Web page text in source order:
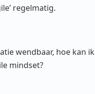
regelmatig.
wendbaar, hoe kan ik
mindset?